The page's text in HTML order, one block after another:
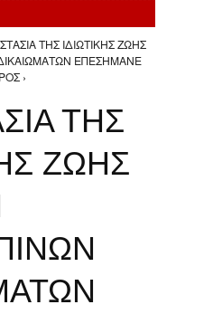
ΤΗΣ ΙΔΙΩΤΙΚΗΣ ΖΩΗΣ
ΕΠΕΣΗΜΑΝΕ
›
ΤΗΣ
ΖΩΗΣ